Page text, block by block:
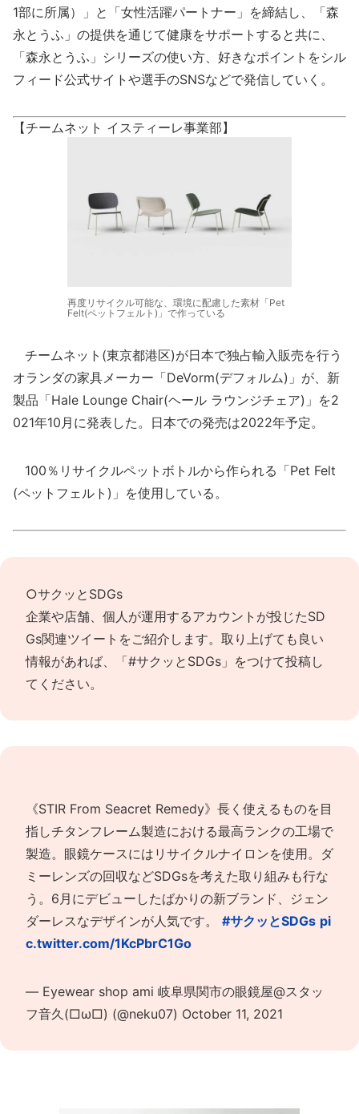
1部に所属）」と「女性活躍パートナー」を締結し、「森
永とうふ」の提供を通じて健康をサポートすると共に、
「森永とうふ」シリーズの使い方、好きなポイントをシル
フィード公式サイトや選手のSNSなどで発信していく。
【チームネット イスティーレ事業部】
再度リサイクル可能な、環境に配慮した素材「Pet
Felt(ペットフェルト)」で作っている
チームネット(東京都港区)が日本で独占輸入販売を行う
オランダの家具メーカー「DeVorm(デフォルム)」が、新
製品「Hale Lounge Chair(ヘール ラウンジチェア)」を2
021年10月に発表した。日本での発売は2022年予定。
100％リサイクルペットボトルから作られる「Pet Felt
(ペットフェルト)」を使用している。
○サクッとSDGs
企業や店舗、個人が運用するアカウントが投じたSD
Gs関連ツイートをご紹介します。取り上げても良い
情報があれば、
「#サクッとSDGs」 をつけて投稿し
てください。
《STIR From Seacret Remedy》長く使えるものを目
指しチタンフレーム製造における最高ランクの工場で
製造。眼鏡ケースにはリサイクルナイロンを使用。ダ
ミーレンズの回収などSDGsを考えた取り組みも行な
う。6月にデビューしたばかりの新ブランド、ジェン
ダーレスなデザインが人気です。 #サクッとSDGs pi
c.twitter.com/1KcPbrC1Go
— Eyewear shop ami 岐阜県関市の眼鏡屋@スタッ
フ音久(□ω□) (@neku07) October 11, 2021